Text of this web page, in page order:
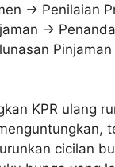
→ Penilaian
→
KPR ulang
cicilan